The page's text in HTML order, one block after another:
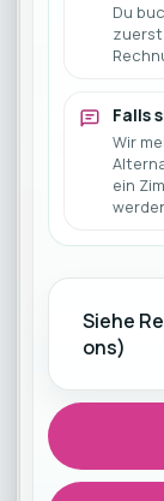
Du
Falls
Wir
ein
Siehe
ons)